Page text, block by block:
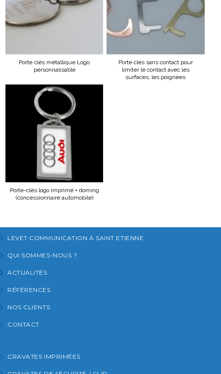
Porte clés métallique Logo
personnalisable
Porte clés sans contact pour
limiter le contact avec les
surfaces, les poignées
Porte-clés logo imprimé + doming
(concessionnaire automobile)
LEVET COMMUNICATION À SAINT ETIENNE
QUI SOMMES-NOUS ?
ACTUALITÉS
RÉFÉRENCES
NOS CLIENTS
CONTACT
CRAVATES IMPRIMÉES